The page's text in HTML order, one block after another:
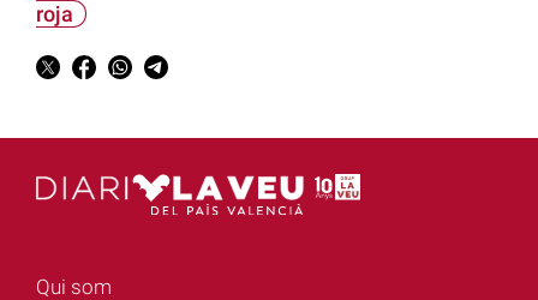
roja
Qui som